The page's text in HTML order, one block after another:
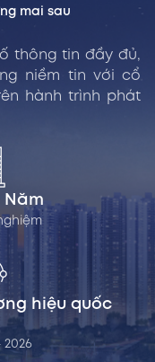
mai sau
thông tin đầy đủ,
niềm tin với cổ
hành trình phát
Năm
hiệu quốc
2026